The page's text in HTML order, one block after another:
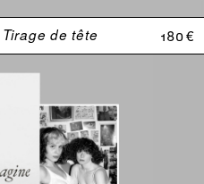
de tête 180 €